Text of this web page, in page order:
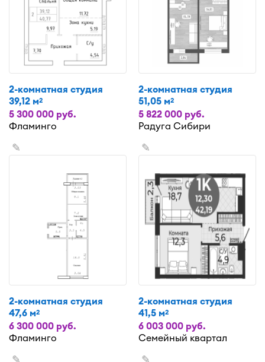
2-комнатная студия
39,12 м2
5 300 000 руб.
Фламинго
2-комнатная студия
51,05 м2
5 822 000 руб.
Радуга Сибири
✎
2-комнатная студия
47,6 м2
6 300 000 руб.
Фламинго
✎
2-комнатная студия
41,5 м2
6 003 000 руб.
Семейный квартал